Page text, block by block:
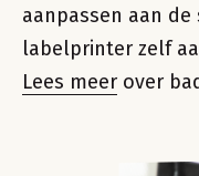
aanpassen aan
labelprinter zelf
Lees meer over